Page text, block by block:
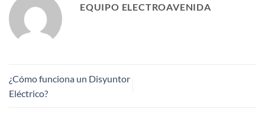
EQUIPO ELECTROAVENIDA
¿Cómo funciona un Disyuntor
Eléctrico?